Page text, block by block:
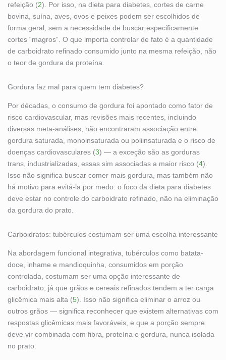
refeição (2). Por isso, na dieta para diabetes, cortes de carne
bovina, suína, aves, ovos e peixes podem ser escolhidos de
forma geral, sem a necessidade de buscar especificamente
cortes “magros”. O que importa controlar de fato é a quantidade
de carboidrato refinado consumido junto na mesma refeição, não
o teor de gordura da proteína.
Gordura faz mal para quem tem diabetes?
Por décadas, o consumo de gordura foi apontado como fator de
risco cardiovascular, mas revisões mais recentes, incluindo
diversas meta-análises, não encontraram associação entre
gordura saturada, monoinsaturada ou poliinsaturada e o risco de
doenças cardiovasculares (3) — a exceção são as gorduras
trans, industrializadas, essas sim associadas a maior risco (4).
Isso não significa buscar comer mais gordura, mas também não
há motivo para evitá-la por medo: o foco da dieta para diabetes
deve estar no controle do carboidrato refinado, não na eliminação
da gordura do prato.
Carboidratos: tubérculos costumam ser uma escolha interessante
Na abordagem funcional integrativa, tubérculos como batata-
doce, inhame e mandioquinha, consumidos em porção
controlada, costumam ser uma opção interessante de
carboidrato, já que grãos e cereais refinados tendem a ter carga
glicêmica mais alta (5). Isso não significa eliminar o arroz ou
outros grãos — significa reconhecer que existem alternativas com
respostas glicêmicas mais favoráveis, e que a porção sempre
deve vir combinada com fibra, proteína e gordura, nunca isolada
no prato.